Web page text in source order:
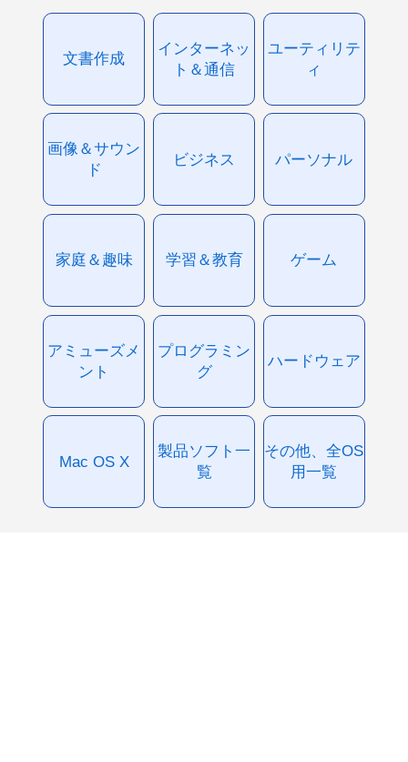
文書作成
インターネッ
ト＆通信
ユーティリテ
ィ
画像＆サウン
ド
ビジネス パーソナル
家庭＆趣味 学習＆教育 ゲーム
アミューズメ
ント
プログラミン
グ
ハードウェア
Mac OS X
製品ソフト一
覧
その他、全OS
用一覧